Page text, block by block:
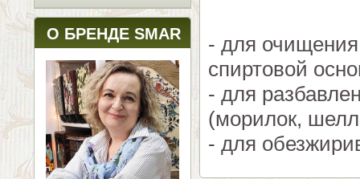
О БРЕНДЕ SMAR
- для очищения
спиртовой
- для
(морилок,
- для